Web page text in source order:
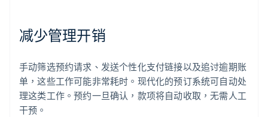
减少管理开销
手动筛选预约请求、发送个性化支付链接以及追讨逾期账
单，这些工作可能非常耗时。现代化的预订系统可自动处
理这类工作。预约一旦确认，款项将自动收取，无需人工
干预。